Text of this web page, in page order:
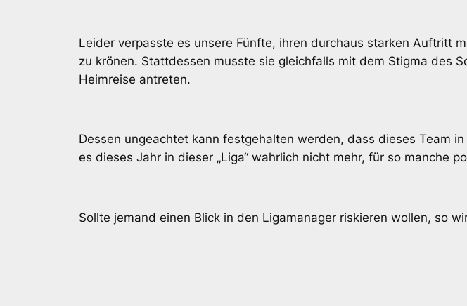
Leider verpasste es unsere Fünfte, ihren durchaus starken Auftritt
zu krönen. Stattdessen musste sie gleichfalls mit dem Stigma des
Heimreise antreten.
Dessen ungeachtet kann festgehalten werden, dass dieses Team
es dieses Jahr in dieser „Liga“ wahrlich nicht mehr, für so manche
Sollte jemand einen Blick in den Ligamanager riskieren wollen, so